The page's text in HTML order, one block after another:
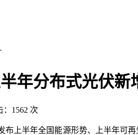
年分布式光伏新
：1562 次
布上半年全国能源形势、上半年可